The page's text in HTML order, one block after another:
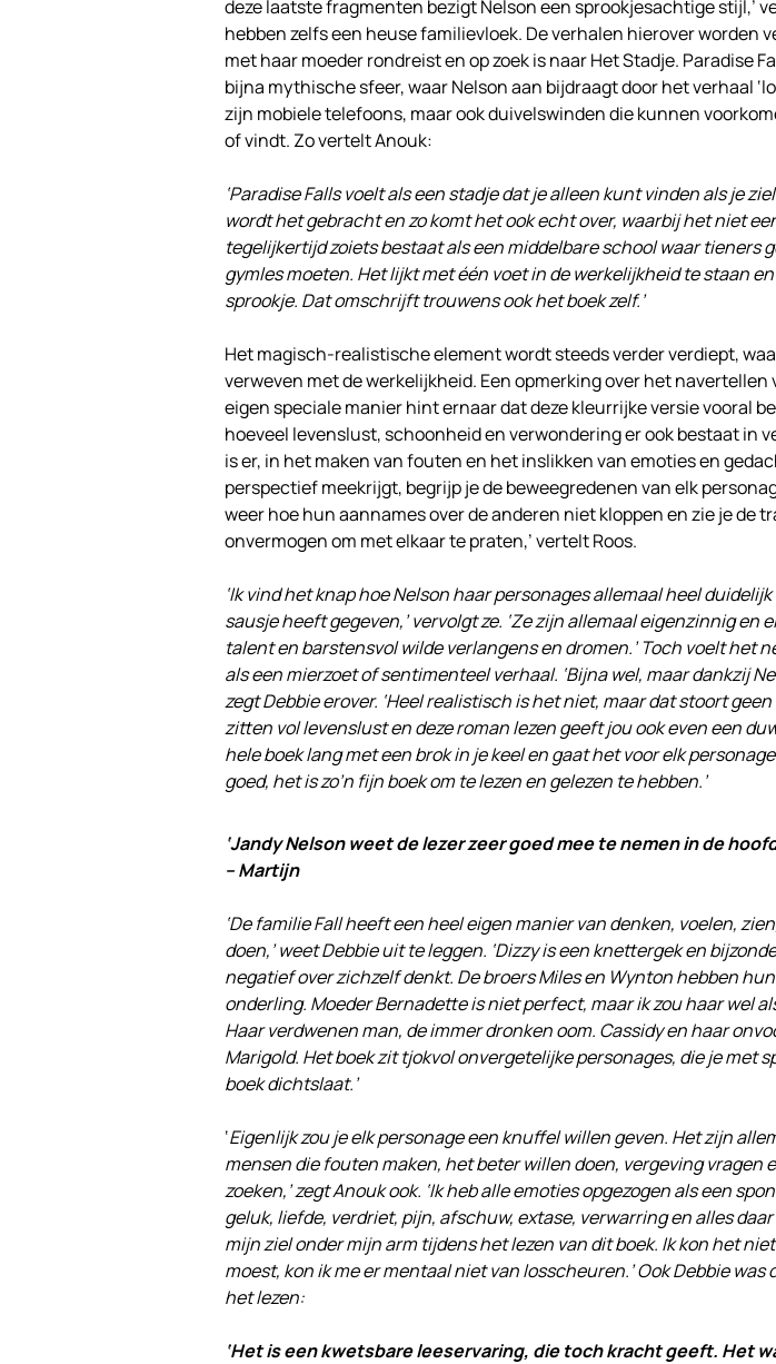
deze laatste fragmenten bezigt Nelson een sprookjesachtige stijl,’
hebben zelfs een heuse familievloek. De verhalen hierover worden
met haar moeder rondreist en op zoek is naar Het Stadje. Paradise
bijna mythische sfeer, waar Nelson aan bijdraagt door het verhaal
zijn mobiele telefoons, maar ook duivelswinden die kunnen
of vindt. Zo vertelt Anouk:
‘Paradise Falls voelt als een stadje dat je alleen kunt vinden als je
wordt het gebracht en zo komt het ook echt over, waarbij het niet
tegelijkertijd zoiets bestaat als een middelbare school waar tieners
gymles moeten. Het lijkt met één voet in de werkelijkheid te staan
sprookje. Dat omschrijft trouwens ook het boek zelf.’
Het magisch-realistische element wordt steeds verder verdiept,
verweven met de werkelijkheid. Een opmerking over het navertellen
eigen speciale manier hint ernaar dat deze kleurrijke versie vooral
hoeveel levenslust, schoonheid en verwondering er ook bestaat in
is er, in het maken van fouten en het inslikken van emoties en
perspectief meekrijgt, begrijp je de beweegredenen van elk
weer hoe hun aannames over de anderen niet kloppen en zie je de
onvermogen om met elkaar te praten,’ vertelt Roos.
‘Ik vind het knap hoe Nelson haar personages allemaal heel
sausje heeft gegeven,’ vervolgt ze. ‘Ze zijn allemaal eigenzinnig en
talent en barstensvol wilde verlangens en dromen.’ Toch voelt het
als een mierzoet of sentimenteel verhaal. ‘Bijna wel, maar dankzij
zegt Debbie erover. ‘Heel realistisch is het niet, maar dat stoort
zitten vol levenslust en deze roman lezen geeft jou ook even een
hele boek lang met een brok in je keel en gaat het voor elk
goed, het is zo’n fijn boek om te lezen en gelezen te hebben.’
‘Jandy Nelson weet de lezer zeer goed mee te nemen in de
– Martijn
‘De familie Fall heeft een heel eigen manier van denken, voelen,
doen,’ weet Debbie uit te leggen. ‘Dizzy is een knettergek en
negatief over zichzelf denkt. De broers Miles en Wynton hebben
onderling. Moeder Bernadette is niet perfect, maar ik zou haar wel
Haar verdwenen man, de immer dronken oom. Cassidy en haar
Marigold. Het boek zit tjokvol onvergetelijke personages, die je met
boek dichtslaat.’
‘Eigenlijk zou je elk personage een knuffel willen geven. Het zijn
mensen die fouten maken, het beter willen doen, vergeving vragen
zoeken,’ zegt Anouk ook. ‘Ik heb alle emoties opgezogen als een
geluk, liefde, verdriet, pijn, afschuw, extase, verwarring en alles
mijn ziel onder mijn arm tijdens het lezen van dit boek. Ik kon het
moest, kon ik me er mentaal niet van losscheuren.’ Ook Debbie was
het lezen:
‘Het is een kwetsbare leeservaring, die toch kracht geeft. Het